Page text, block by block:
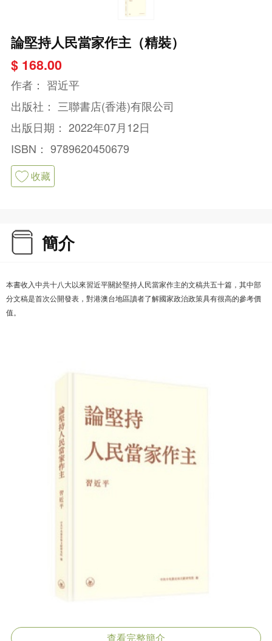
論堅持人民當家作主（精裝）
$ 168.00
作者： 習近平
出版社： 三聯書店(香港)有限公司
出版日期： 2022年07月12日
ISBN： 9789620450679
收藏
簡介
本書收入中共十八大以來習近平關於堅持人民當家作主的文稿共五十篇，其中部
分文稿是首次公開發表，對港澳台地區讀者了解國家政治政策具有很高的參考價
值。
查看完整簡介